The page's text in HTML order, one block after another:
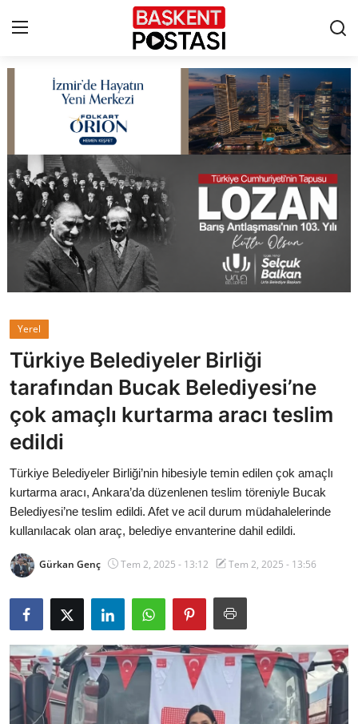
Çerez Politikası
Künye
Ankara
TBMM
Cumhurbaşkanlığı
Bakanlıklar
Siyasi Partiler
Toplum ve Yaşam
Sivil Toplum Kuruluşları
Kamu Kurumları ve Üst Kurullar
Resmi Reklamlar
Yerel
Türkiye Belediyeler Birliği
tarafından Bucak Belediyesi’ne
çok amaçlı kurtarma aracı teslim
edildi
Türkiye Belediyeler Birliği’nin hibesiyle temin edilen çok amaçlı
kurtarma aracı, Ankara’da düzenlenen teslim töreniyle Bucak
Belediyesi’ne teslim edildi. Afet ve acil durum müdahalelerinde
kullanılacak olan araç, belediye envanterine dahil edildi.
Gürkan Genç Tem 2, 2025 - 13:12 Tem 2, 2025 - 13:56